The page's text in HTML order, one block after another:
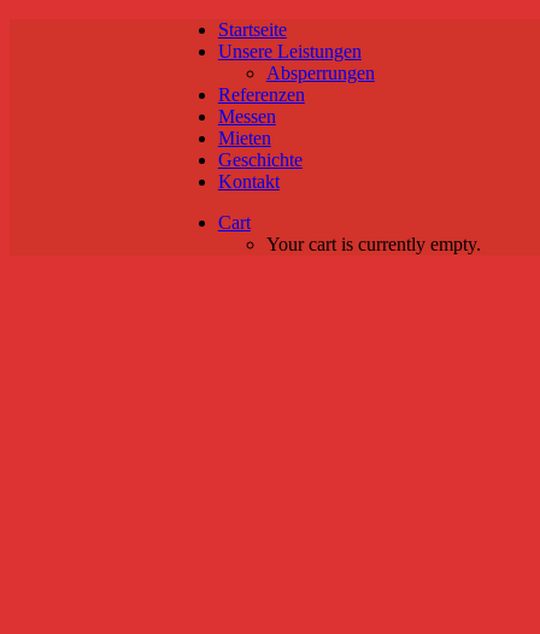
Startseite
Unsere Leistungen
Absperrungen
Referenzen
Messen
Mieten
Geschichte
Kontakt
Cart
Your cart is currently empty.